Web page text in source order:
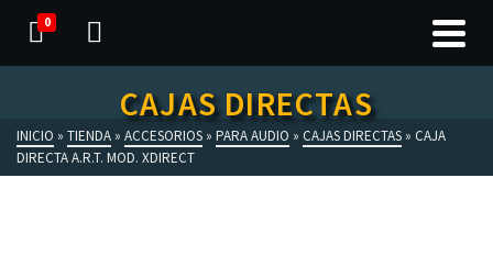
0
CAJAS DIRECTAS
INICIO » TIENDA » ACCESORIOS » PARA AUDIO » CAJAS DIRECTAS » CAJA
DIRECTA A.R.T. MOD. XDIRECT